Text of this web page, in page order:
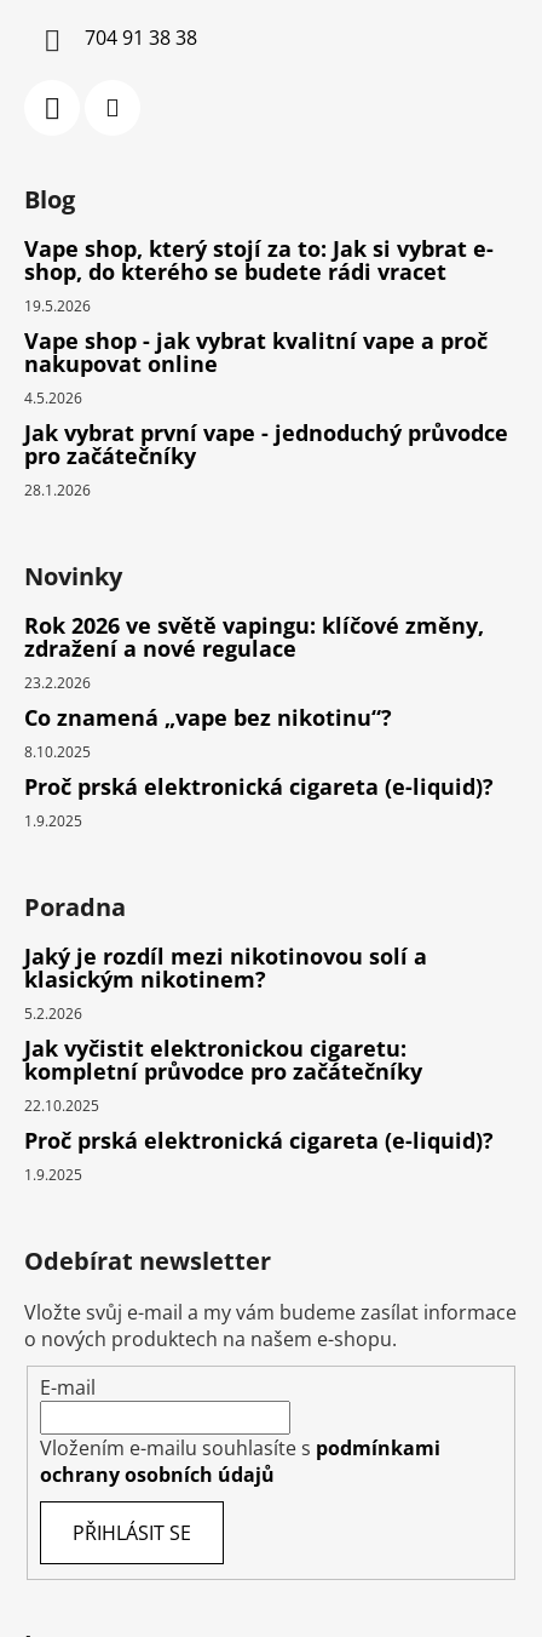
704 91 38 38
Blog
Vape shop, který stojí za to: Jak si vybrat e-
shop, do kterého se budete rádi vracet
19.5.2026
Vape shop - jak vybrat kvalitní vape a proč
nakupovat online
4.5.2026
Jak vybrat první vape - jednoduchý průvodce
pro začátečníky
28.1.2026
Novinky
Rok 2026 ve světě vapingu: klíčové změny,
zdražení a nové regulace
23.2.2026
Co znamená „vape bez nikotinu“?
8.10.2025
Proč prská elektronická cigareta (e-liquid)?
1.9.2025
Poradna
Jaký je rozdíl mezi nikotinovou solí a
klasickým nikotinem?
5.2.2026
Jak vyčistit elektronickou cigaretu:
kompletní průvodce pro začátečníky
22.10.2025
Proč prská elektronická cigareta (e-liquid)?
1.9.2025
Odebírat newsletter
Vložte svůj e-mail a my vám budeme zasílat informace
o nových produktech na našem e-shopu.
E-mail
Vložením e-mailu souhlasíte s podmínkami
ochrany osobních údajů
PŘIHLÁSIT SE